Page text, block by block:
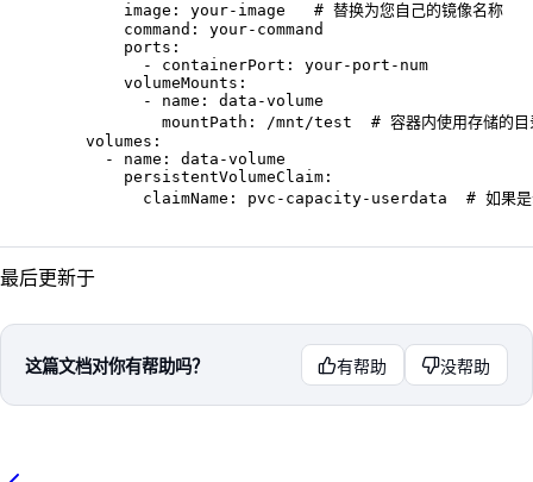
        image
: your-image
   # 替换为您自己的镜像名称
        command
: your-command
        ports
:
          -
containerPort : your-port-num
        volumeMounts
:
          -
name : data-volume
            mountPath
: /mnt/test
# 容器内使用存储的目
    volumes
:
      -
name : data-volume
        persistentVolumeClaim
:
          claimName
: pvc-capacity-userdata
# 如果是
最后更新于
这篇文档对你有帮助吗？ 有帮助 没帮助